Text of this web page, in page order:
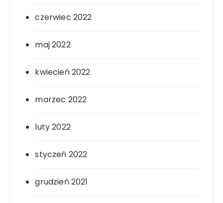
czerwiec 2022
maj 2022
kwiecień 2022
marzec 2022
luty 2022
styczeń 2022
grudzień 2021